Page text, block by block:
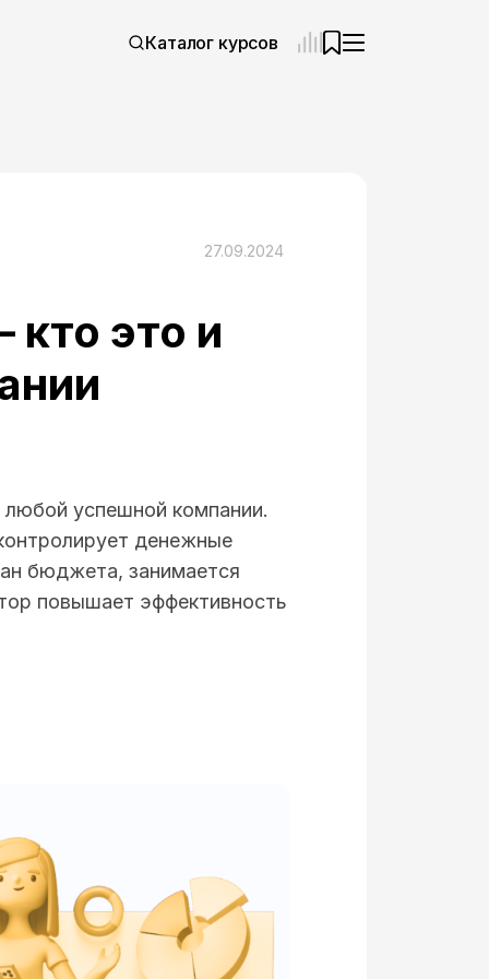
Каталог курсов
27.09.2024
это и
успешной компании.
денежные
бюджета, занимается
повышает эффективность